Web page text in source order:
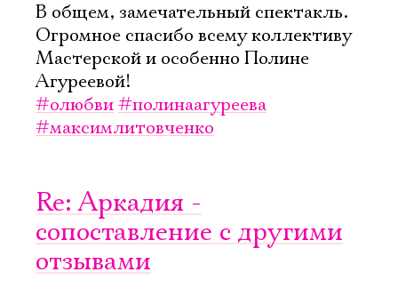
В общем, замечательный спектакль.
Огромное спасибо всему коллективу
Мастерской и особенно Полине
Агуреевой!
#олюбви#полинаагуреева
#максимлитовченко
Re: Аркадия -
сопоставление с другими
отзывами